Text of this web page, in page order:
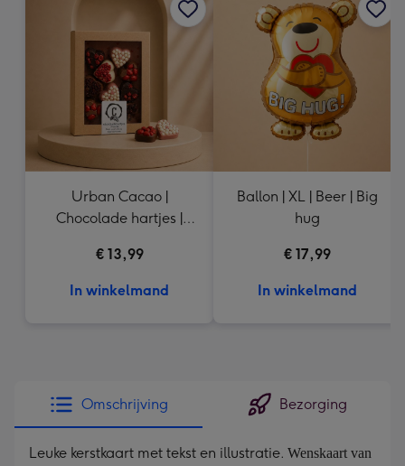
Urban Cacao |
Chocolade hartjes |
€ 13,99
In winkelmand
Ballon | XL | Beer | Big
hug
€ 17,99
In winkelmand
Omschrijving Bezorging
Leuke kerstkaart met tekst en illustratie. Wenskaart van